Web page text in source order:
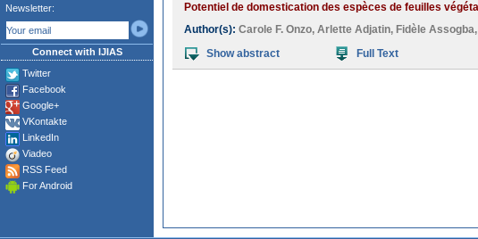
Newsletter:
Connect with IJIAS
Twitter
Facebook
Google+
VKontakte
LinkedIn
Viadeo
RSS Feed
For Android
Potentiel de domestication des espèces de feuilles
Author(s): Carole F. Onzo, Arlette Adjatin, Fidèle Assogba,
Show abstract
Full Text